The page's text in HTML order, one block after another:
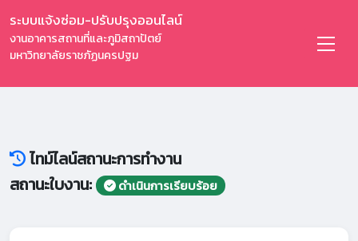
ระบบแจ้งซ่อม-ปรับปรุงออนไลน์
งานอาคารสถานที่และภูมิสถาปัตย์
มหาวิทยาลัยราชภัฏนครปฐม
ไทม์ไลน์สถานะการทำงาน
สถานะใบงาน:
ดำเนินการเรียบร้อย